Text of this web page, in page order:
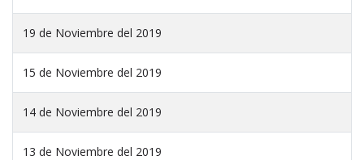
19 de Noviembre del 2019
15 de Noviembre del 2019
14 de Noviembre del 2019
13 de Noviembre del 2019